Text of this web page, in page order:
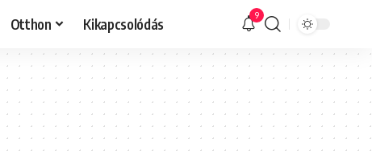
Otthon Kikapcsolódás 9